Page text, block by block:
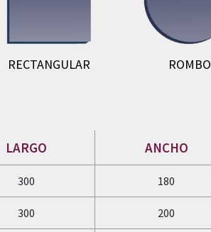
RECTANGULAR ROMBO
LARGO ANCHO
300 180
300 200